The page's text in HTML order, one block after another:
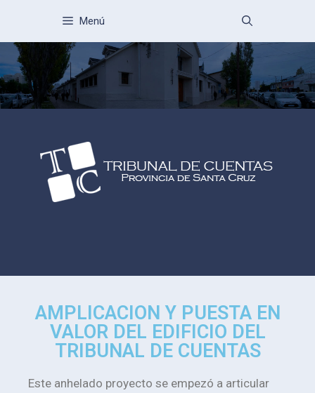
Menú
AMPLICACION Y PUESTA EN
VALOR DEL EDIFICIO DEL
TRIBUNAL DE CUENTAS
Este anhelado proyecto se empezó a articular